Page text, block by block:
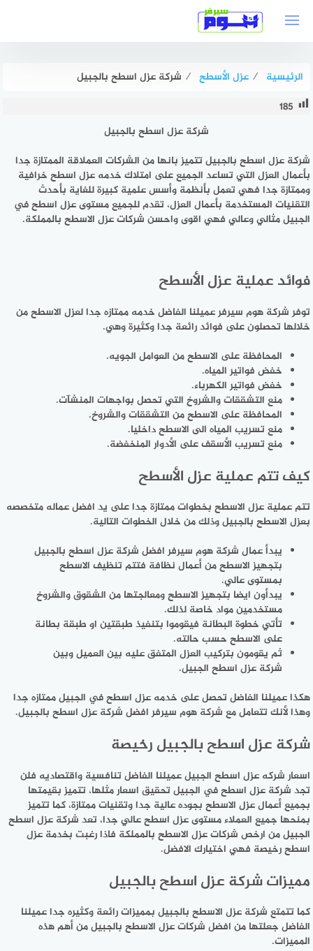
الرئيسية ⁄ عزل الأسطح ⁄ شركة عزل اسطح بالجبيل
185
شركة عزل اسطح بالجبيل
شركة عزل اسطح بالجبيل تتميز بانها من الشركات العملاقة الممتازة جدا
بأعمال العزل التي تساعد الجميع على امتلاك خدمه عزل اسطح خرافية
وممتازة جدا فهي تعمل بأنظمة وأسس علمية كبيرة للغاية بأحدث
التقنيات المستخدمة بأعمال العزل، تقدم للجميع مستوى عزل اسطح في
الجبيل مثالي وعالي فهي اقوى واحسن شركات عزل الاسطح بالمملكة.
فوائد عملية عزل الأسطح
توفر شركة هوم سيرفر عميلنا الفاضل خدمه ممتازه جدا لعزل الاسطح من
خلالها تحصلون على فوائد رائعة جدا وكثيرة وهي.
المحافظة على الاسطح من العوامل الجويه.
خفض فواتير المياه.
خفض فواتير الكهرباء.
منع التشققات والشروخ التي تحصل بواجهات المنشآت.
المحافظة على الاسطح من التشققات والشروخ.
منع تسريب المياه الى الاسطح داخليا.
منع تسريب الأسقف على الأدوار المنخفضة.
كيف تتم عملية عزل الأسطح
تتم عملية عزل الاسطح بخطوات ممتازة جدا على يد افضل عماله متخصصه
بعزل الاسطح بالجبيل وذلك من خلال الخطوات التالية.
يبدأ عمال شركة هوم سيرفر افضل شركة عزل اسطح بالجبيل
بتجهيز الاسطح من أعمال نظافة فتتم تنظيف الاسطح
بمستوى عالي.
يبدأون ايضا بتجهيز الاسطح ومعالجتها من الشقوق والشروخ
مستخدمين مواد خاصة لذلك.
تأتي خطوة البطانة فيقوموا بتنفيذ طبقتين او طبقة بطانة
على الاسطح حسب حالته.
ثم يقومون بتركيب العزل المتفق عليه بين العميل وبين
شركة عزل اسطح الجبيل.
هكذا عميلنا الفاضل تحصل على خدمه عزل اسطح في الجبيل ممتازه جدا
وهذا لأنك تتعامل مع شركة هوم سيرفر افضل شركة عزل اسطح بالجبيل.
شركة عزل اسطح بالجبيل رخيصة
اسعار شركه عزل اسطح الجبيل عميلنا الفاضل تنافسية واقتصاديه فلن
تجد شركة عزل اسطح في الجبيل تحقيق اسعار مثلها، تتميز بقيمتها
بجميع أعمال عزل الاسطح بجوده عالية جدا وتقنيات ممتازة، كما تتميز
بمنحها جميع العملاء مستوى عزل اسطح عالي جدا، تعد شركة عزل اسطح
الجبيل من ارخص شركات عزل الاسطح بالمملكة فاذا رغبت بخدمة عزل
اسطح رخيصة فهي اختيارك الافضل.
مميزات شركة عزل اسطح بالجبيل
كما تتمتع شركة عزل الاسطح بالجبيل بمميزات رائعة وكثيره جدا عميلنا
الفاضل جعلتها من افضل شركات عزل الاسطح بالجبيل من أهم هذه
المميزات.